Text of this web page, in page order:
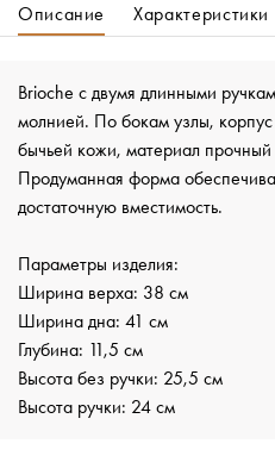
Описание
Характеристики
Brioche с двумя длинными
молнией. По бокам узлы,
бычьей кожи, материал прочный
Продуманная форма
достаточную вместимость.
Параметры изделия:
Ширина верха: 38 см
Ширина дна: 41 см
Глубина: 11,5 см
Высота без ручки: 25,5 см
Высота ручки: 24 см